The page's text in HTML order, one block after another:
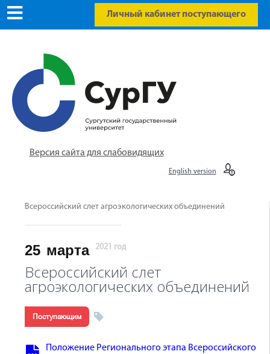
Личный кабинет поступающего
Версия сайта для слабовидящих
English version
Всероссийский слет агроэкологических объединений
25 марта 2021 год
Всероссийский слет
агроэкологических объединений
Поступающим
Положение Регионального этапа Всероссийского